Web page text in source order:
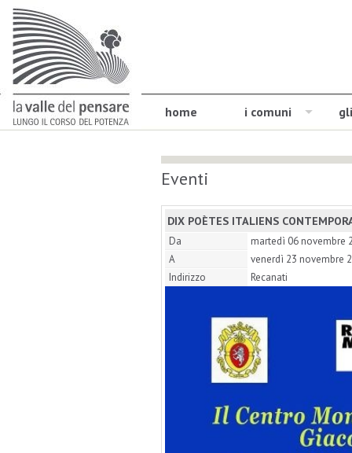
home i comuni
Eventi
DIX POÈTES ITALIENS
Da
martedì 06 novembre
A
venerdì 23 novembre
Indirizzo
Recanati